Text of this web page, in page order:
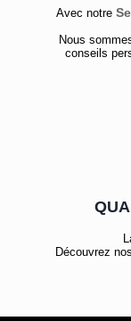
Avec notre
Nous
conseils
Découvrez